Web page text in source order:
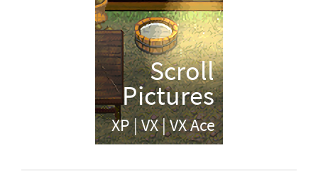
Informations légales